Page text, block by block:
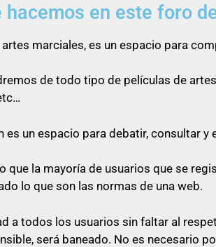
que vas a responder.
que suba una peli, puede
que otro usuario comente en su
un simple «Gracias», no vale
hacemos en este foro
artes marciales, es un espacio para
de todo tipo de películas de
es un espacio para debatir, consultar y
que la mayoría de usuarios que se
lo que son las normas de una web.
a todos los usuarios sin faltar al
será baneado. No es necesario